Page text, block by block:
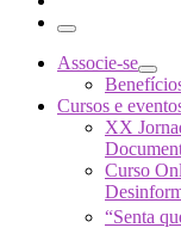
Menu
Associe-se
Cursos e
XX
Curso
“Senta